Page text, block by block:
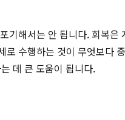
해서는 안 됩니다. 회복
수행하는 것이 무엇보다
데 큰 도움이 됩니다.